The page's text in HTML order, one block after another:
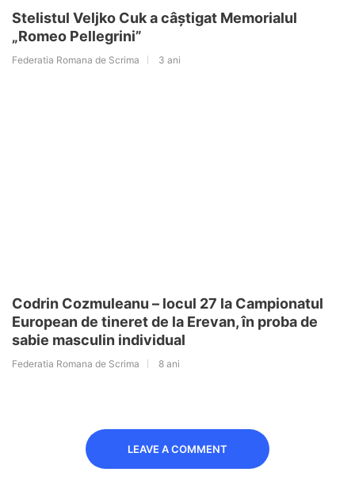
Stelistul Veljko Cuk a câștigat Memorialul
„Romeo Pellegrini”
Federatia Romana de Scrima 3 ani
Codrin Cozmuleanu – locul 27 la Campionatul
European de tineret de la Erevan, în proba de
sabie masculin individual
Federatia Romana de Scrima 8 ani
LEAVE A COMMENT